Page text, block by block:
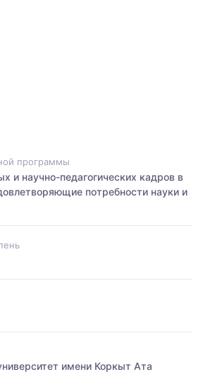
программы
и научно-педагогических кадров в
потребности науки и
имени Коркыт Ата